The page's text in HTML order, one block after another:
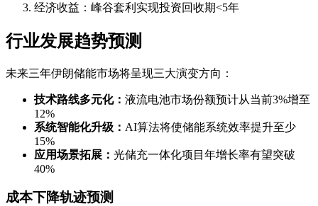
经济收益：峰谷套利实现投资回收期<5年
行业发展趋势预测
未来三年伊朗储能市场将呈现三大演变方向：
技术路线多元化： 液流电池市场份额预计从当前3%增至
12%
系统智能化升级： AI算法将使储能系统效率提升至少
15%
应用场景拓展： 光储充一体化项目年增长率有望突破
40%
成本下降轨迹预测